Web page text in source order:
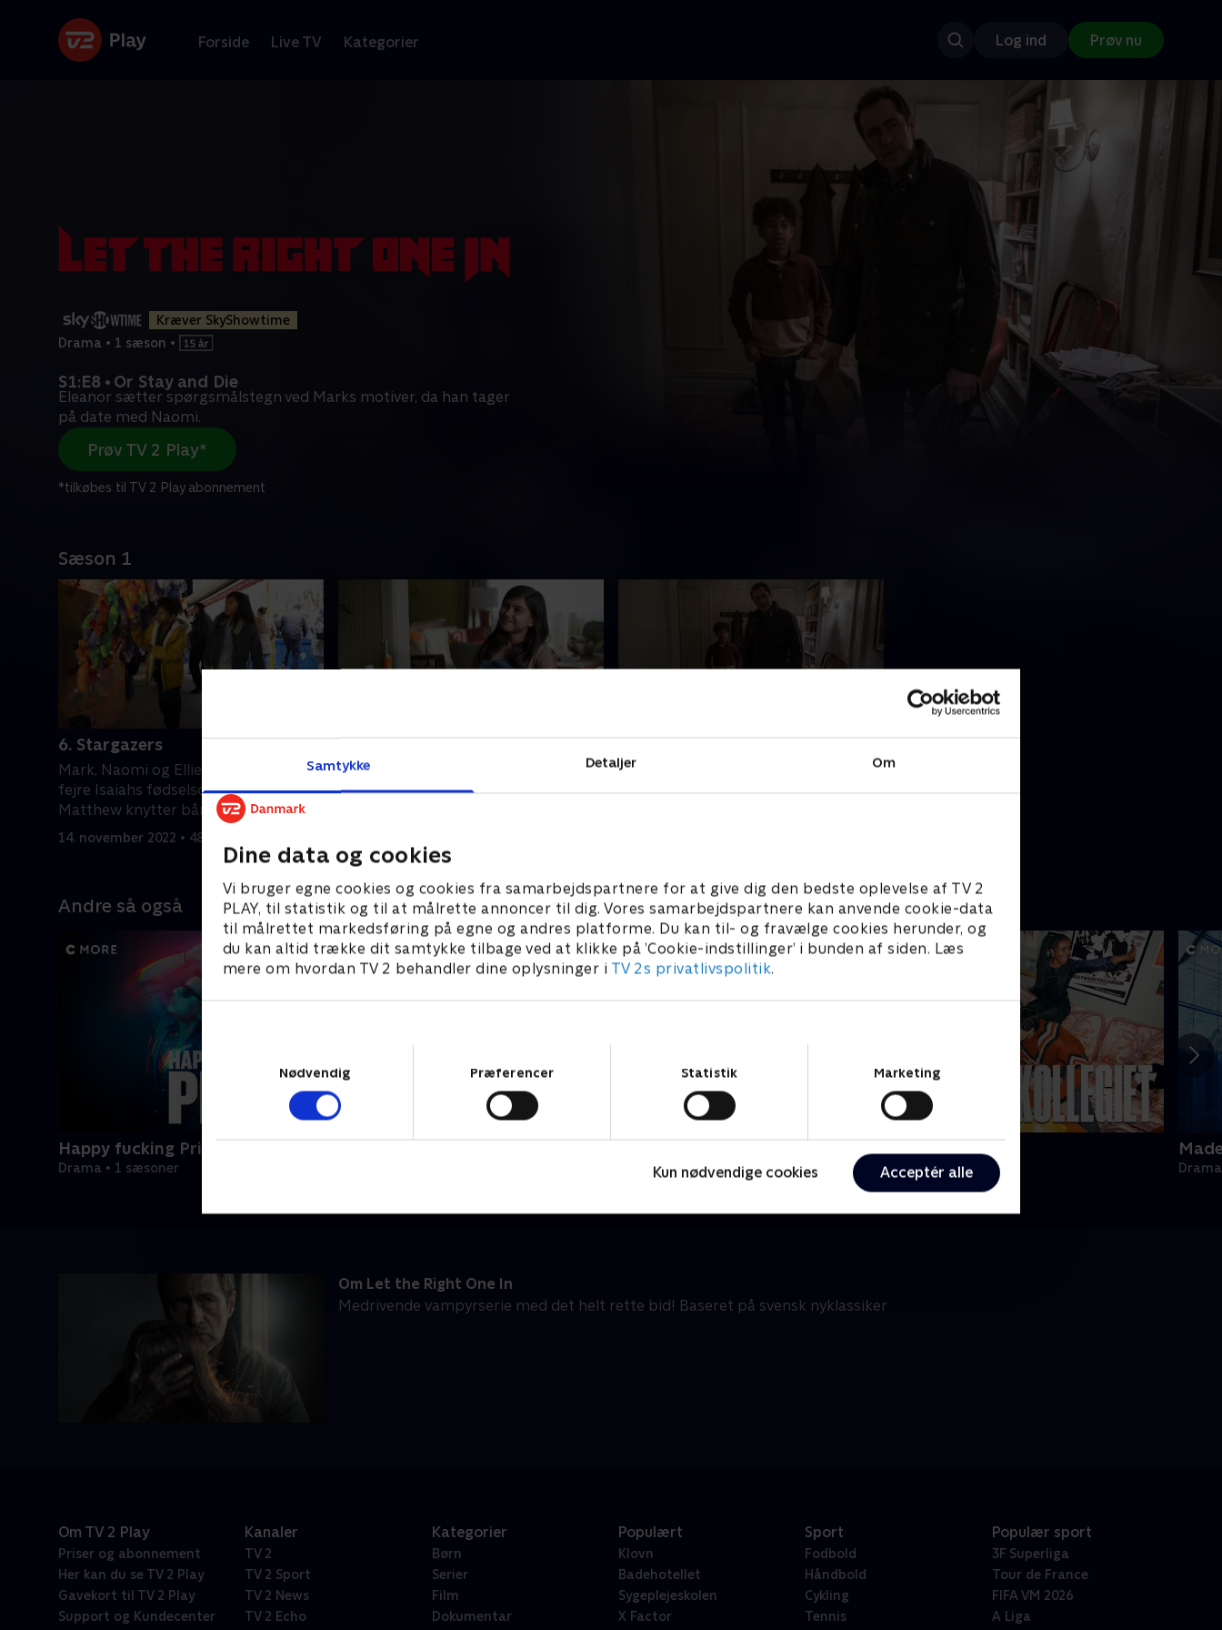
Samtykke Detaljer Om
Dine data og cookies
Vi bruger egne cookies og cookies fra samarbejdspartnere for at give dig den bedste oplevelse af TV 2
PLAY, til statistik og til at målrette annoncer til dig. Vores samarbejdspartnere kan anvende cookie-data
til målrettet markedsføring på egne og andres platforme. Du kan til- og fravælge cookies herunder, og
du kan altid trække dit samtykke tilbage ved at klikke på ’Cookie-indstillinger’ i bunden af siden. Læs
mere om hvordan TV 2 behandler dine oplysninger i TV 2s privatlivspolitik.
Nødvendig
Præferencer Statistik Marketing
Kun nødvendige cookies Acceptér alle
Forside Live TV Kategorier Log ind Prøv nu
Kræver SkyShowtime
Drama • 1 sæson •
S1:E8 • Or Stay and Die
Eleanor sætter spørgsmålstegn ved Marks motiver, da han tager
på date med Naomi.
Prøv TV 2 Play*
*tilkøbes til TV 2 Play abonnement
Sæson 1
6. Stargazers
Mark, Naomi og Ellie planlægger at
fejre Isaiahs fødselsdag. Claire og
Matthew knytter bånd.
14. november 2022 • 48 min
7. More than You'll Ever Know
Oprindelseshistorien om Eleanors
transformation og liv som vampyr
Eleanor sætter spørgsmålstegn ved
Andre så også
Happy fucking Pride
Drama • 1 sæsoner
Kollegiet
Drama • 1 sæsoner
Om Let the Right One In
Medrivende vampyrserie med det helt rette bid! Baseret på svensk nyklassiker
Om TV 2 Play
Priser og abonnement
Her kan du se TV 2 Play
Gavekort til TV 2 Play
Support og Kundecenter
Kanaler
TV 2
TV 2 Sport
TV 2 News
TV 2 Echo
Kategorier
Børn
Serier
Film
Dokumentar
Populært
Klovn
Badehotellet
Sygeplejeskolen
X Factor
Sport
Fodbold
Håndbold
Cykling
Tennis
Populær sport
3F Superliga
Tour de France
FIFA VM 2026
A Liga